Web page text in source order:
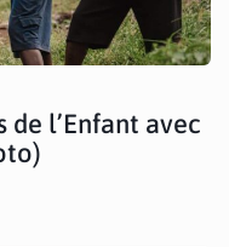
l’Enfant avec